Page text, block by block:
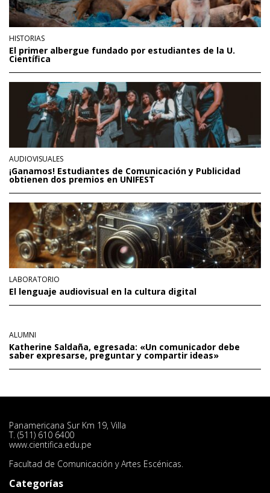
HISTORIAS
El primer albergue fundado por estudiantes de la U.
Científica
AUDIOVISUALES
¡Ganamos! Estudiantes de Comunicación y Publicidad
obtienen dos premios en UNIFEST
LABORATORIO
El lenguaje audiovisual en la cultura digital
ALUMNI
Katherine Saldaña, egresada: «Un comunicador debe
saber expresarse, preguntar y compartir ideas»
Panamericana Sur Km 19, Villa
T. (511) 610 6400
www.cientifica.edu.pe
Facultad de Comunicación y Artes Escénicas.
Categorías